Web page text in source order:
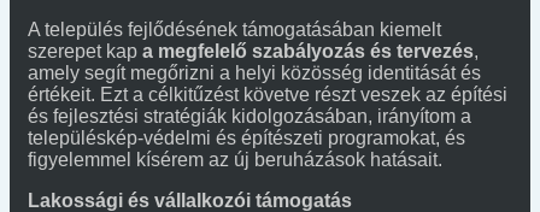
A település fejlődésének támogatásában kiemelt
szerepet kap a megfelelő szabályozás és tervezés,
amely segít megőrizni a helyi közösség identitását és
értékeit. Ezt a célkitűzést követve részt veszek az építési
és fejlesztési stratégiák kidolgozásában, irányítom a
településkép-védelmi és építészeti programokat, és
figyelemmel kísérem az új beruházások hatásait.
Lakossági és vállalkozói támogatás